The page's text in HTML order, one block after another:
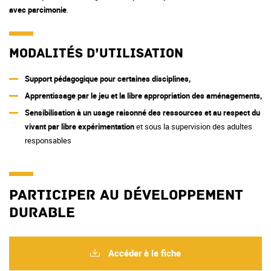
avec parcimonie.
Modalités d’utilisation
Support pédagogique pour certaines disciplines,
Apprentissage par le jeu et la libre appropriation des aménagements,
Sensibilisation à un usage raisonné des ressources et au respect du
vivant par libre expérimentationet sous la supervision des adultes
responsables
Participer au développement
durable
Accéder à la fiche